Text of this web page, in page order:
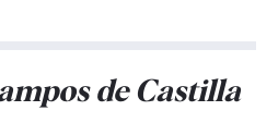
de Castilla